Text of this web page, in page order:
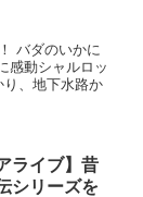
バダのいかに
感動シャルロッ
り、地下水路か
ライブ】昔
シリーズを